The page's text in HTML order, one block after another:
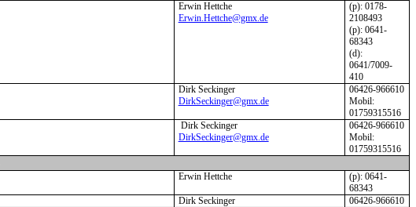
Erwin Hettche
Erwin.Hettche@gmx.de
(p): 0178-
2108493
(p): 0641-
68343
(d):
0641/7009-
410
Dirk Seckinger
DirkSeckinger@gmx.de
06426-966610
Mobil:
01759315516
Dirk Seckinger
DirkSeckinger@gmx.de
06426-966610
Mobil:
01759315516
Erwin Hettche
(p): 0641-
68343
Dirk Seckinger
06426-966610